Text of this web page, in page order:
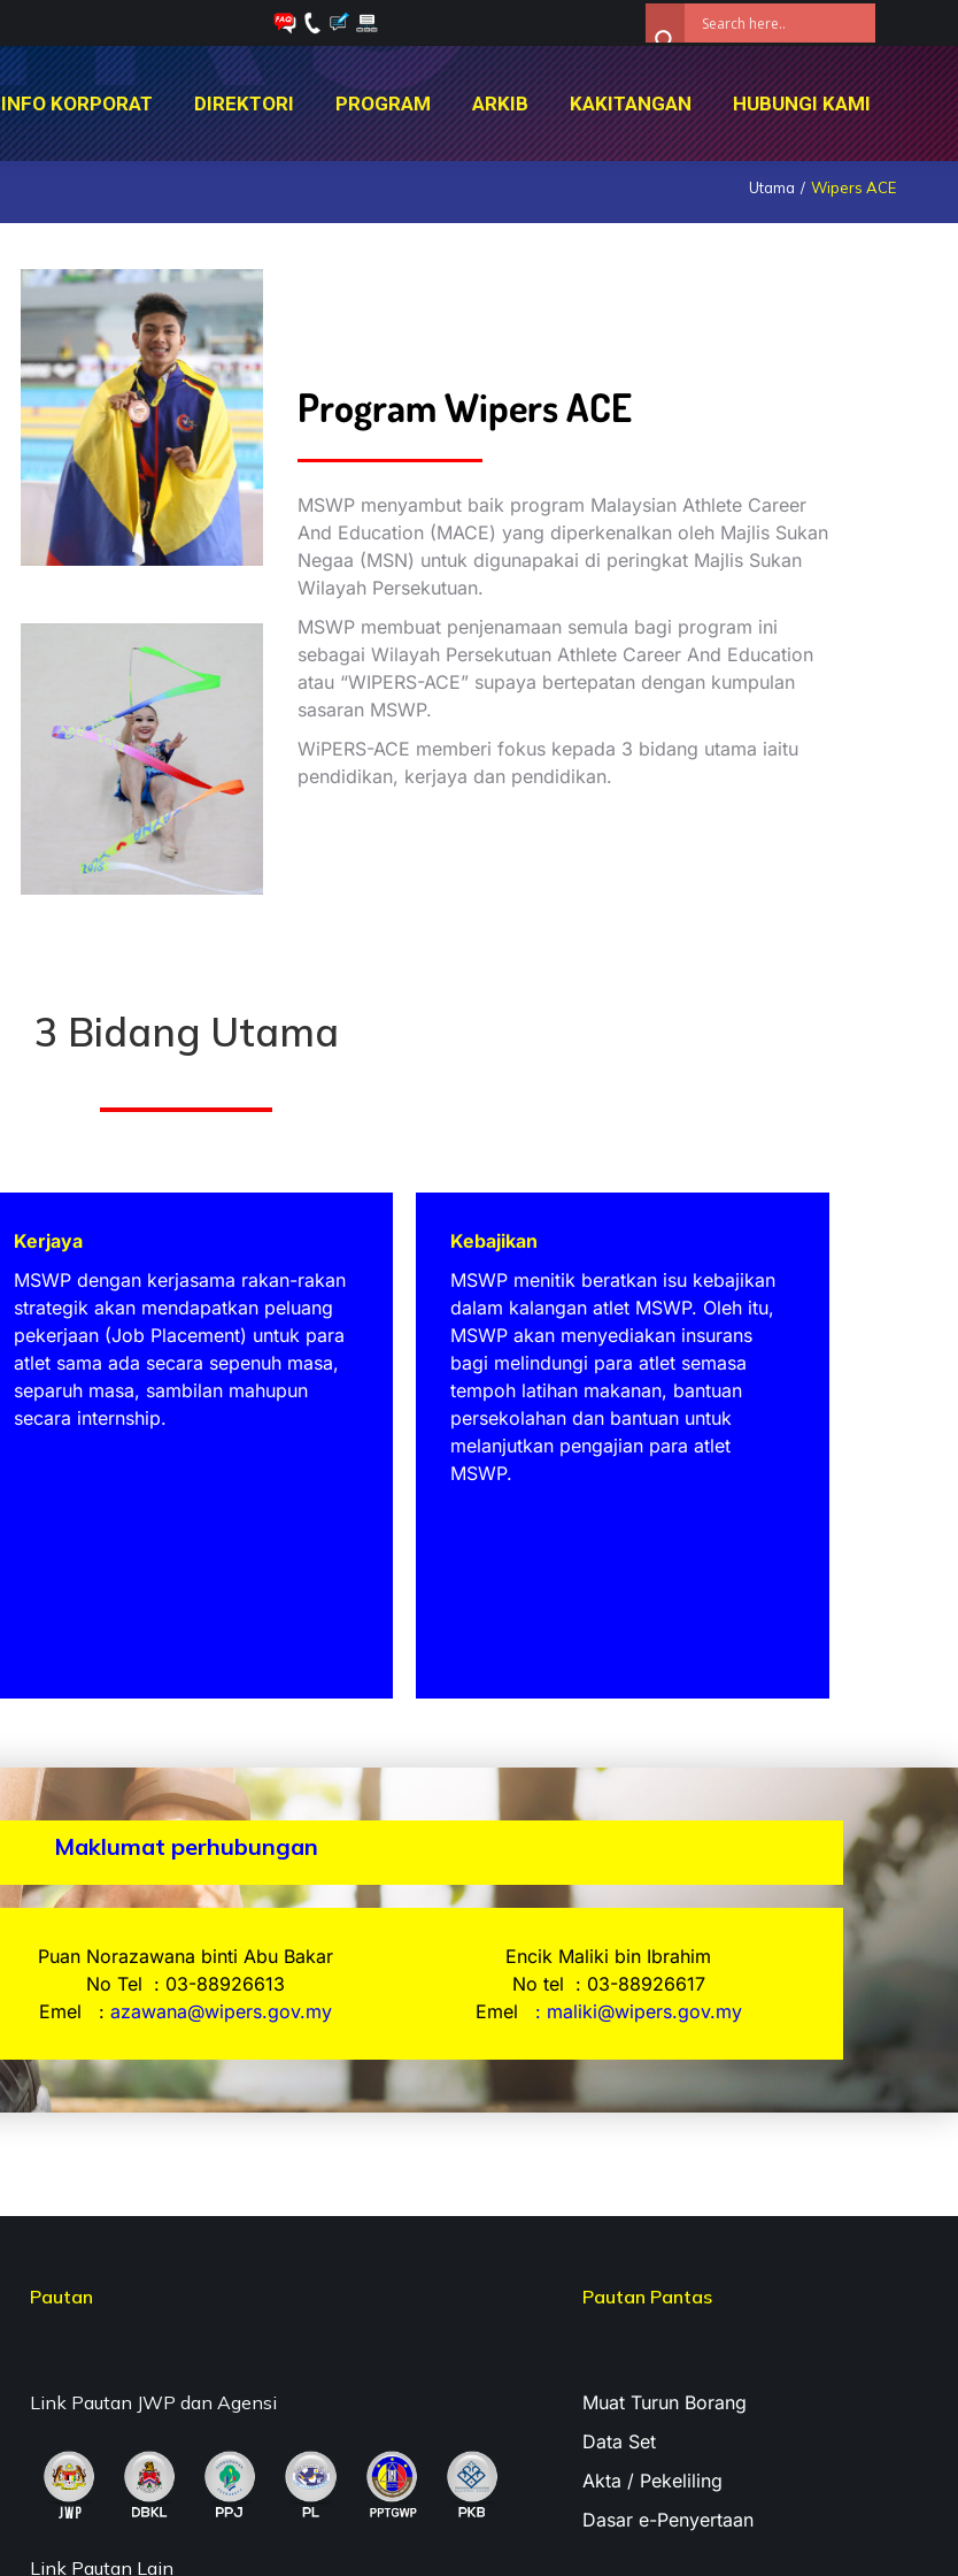
INFO KORPORAT DIREKTORI PROGRAM ARKIB KAKITANGAN HUBUNGI KAMI
Utama Wipers ACE
Program Wipers ACE
MSWP menyambut baik program Malaysian Athlete Career
And Education (MACE) yang diperkenalkan oleh Majlis Sukan
Negaa (MSN) untuk digunapakai di peringkat Majlis Sukan
Wilayah Persekutuan.
MSWP membuat penjenamaan semula bagi program ini
sebagai Wilayah Persekutuan Athlete Career And Education
atau “WIPERS-ACE” supaya bertepatan dengan kumpulan
sasaran MSWP.
WiPERS-ACE memberi fokus kepada 3 bidang utama iaitu
pendidikan, kerjaya dan pendidikan.
3 Bidang Utama
Kerjaya
MSWP dengan kerjasama rakan-rakan
strategik akan mendapatkan peluang
pekerjaan (Job Placement) untuk para
atlet sama ada secara sepenuh masa,
separuh masa, sambilan mahupun
secara internship.
Kebajikan
MSWP menitik beratkan isu kebajikan
dalam kalangan atlet MSWP. Oleh itu,
MSWP akan menyediakan insurans
bagi melindungi para atlet semasa
tempoh latihan makanan, bantuan
persekolahan dan bantuan untuk
melanjutkan pengajian para atlet
MSWP.
Maklumat perhubungan
Puan Norazawana binti Abu Bakar
No Tel : 03-88926613
Emel : azawana@wipers.gov.my
Encik Maliki bin Ibrahim
No tel : 03-88926617
Emel : maliki@wipers.gov.my
Pautan
Link Pautan JWP dan Agensi
Link Pautan Lain
Pautan Pantas
Muat Turun Borang
Data Set
Akta / Pekeliling
Dasar e-Penyertaan
INFO KORPORAT DIREKTORI PROGRAM ARKIB KAKITANGAN HUBUNGI KAMI